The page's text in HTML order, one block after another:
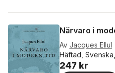
Närvaro i
Av Jacques Ellul
Häftad,
247 kr